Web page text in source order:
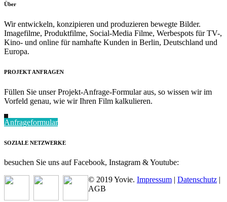
Über
Wir entwickeln, konzipieren und produzieren bewegte Bilder.
Imagefilme, Produktfilme, Social-Media Filme, Werbespots für TV-,
Kino- und online für namhafte Kunden in Berlin, Deutschland und
Europa.
PROJEKT ANFRAGEN
Füllen Sie unser Projekt-Anfrage-Formular aus, so wissen wir im
Vorfeld genau, wie wir Ihren Film kalkulieren.
Anfrageformular
SOZIALE NETZWERKE
besuchen Sie uns auf Facebook, Instagram & Youtube:
© 2019 Yovie. Impressum Datenschutz
AGB